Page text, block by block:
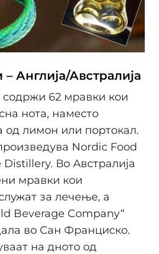
Англија/Австралија
содржи 62 мравки кои
нота, наместо
од лимон или портокал.
Nordic Food
Во Австралија
мравки кои
за лечење, а
Beverage Company“
во Сан Франциско.
на дното од